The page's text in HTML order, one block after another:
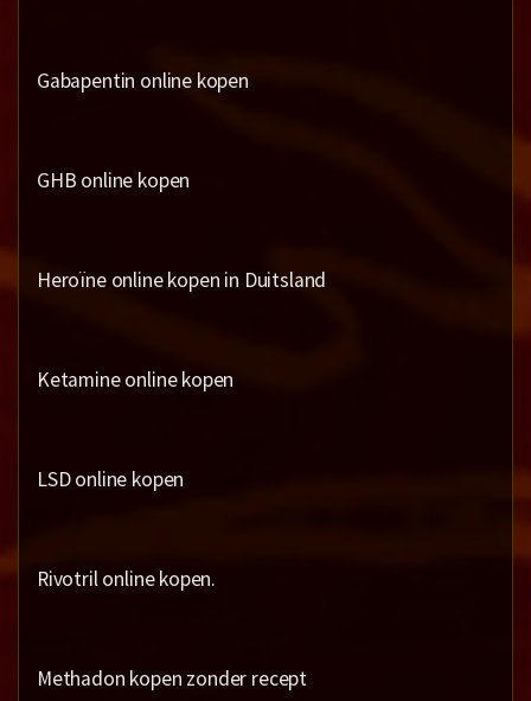
Gabapentin online kopen
GHB online kopen
Heroïne online kopen in Duitsland
Ketamine online kopen
LSD online kopen
Rivotril online kopen.
Methadon kopen zonder recept